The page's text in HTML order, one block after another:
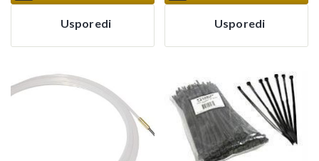
Usporedi Usporedi